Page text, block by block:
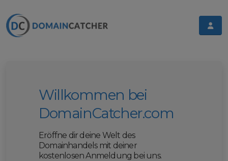
Willkommen bei
DomainCatcher.com
Eröffne dir deine Welt des
Domainhandels mit deiner
kostenlosen Anmeldung bei uns.